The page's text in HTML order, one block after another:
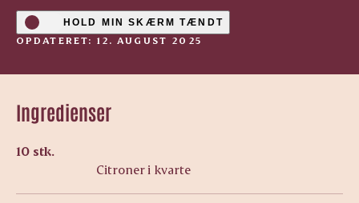
HOLD MIN SKÆRM TÆNDT
OPDATERET: 12. AUGUST 2025
Ingredienser
10 stk.
Citroner i kvarte